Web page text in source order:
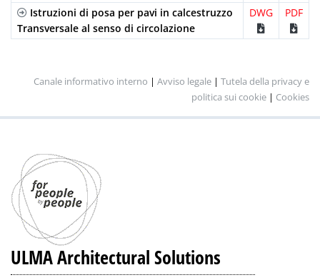
Istruzioni di posa per pavi in calcestruzzo
Transversale al senso di circolazione
DWG PDF
Canale informativo interno | Avviso legale | Tutela della privacy e
politica sui cookie | Cookies
ULMA Architectural Solutions